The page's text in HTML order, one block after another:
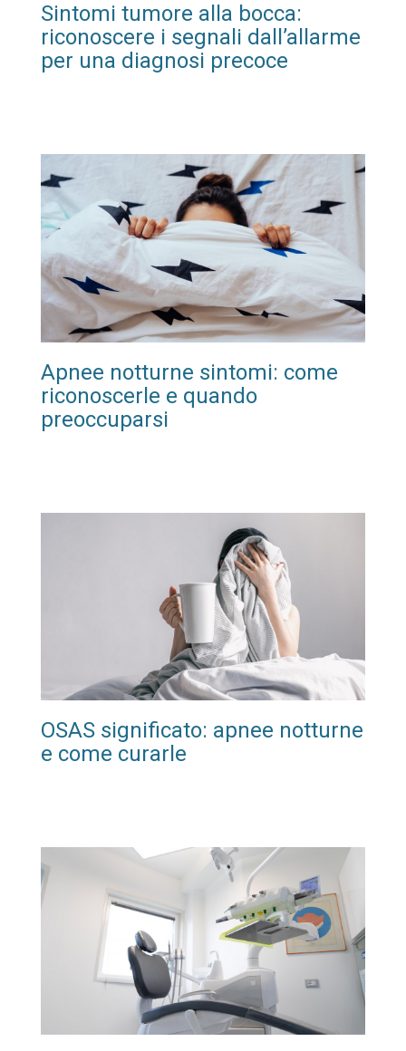
Sintomi tumore alla bocca:
riconoscere i segnali dall’allarme
per una diagnosi precoce
Apnee notturne sintomi: come
riconoscerle e quando
preoccuparsi
OSAS significato: apnee notturne
e come curarle